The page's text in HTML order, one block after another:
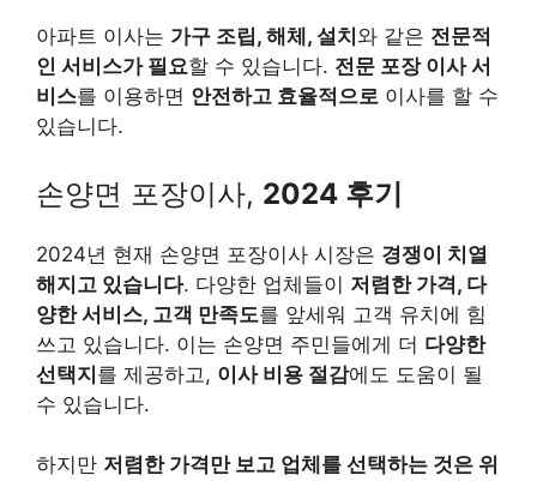
아파트 이사는 가구 조립, 해체, 설치 와 같은 전문적
인 서비스가 필요할 수 있습니다. 전문 포장 이사 서
비스를 이용하면 안전하고 효율적으로 이사를 할 수
있습니다.
손양면 포장이사, 2024 후기
2024년 현재 손양면 포장이사 시장은 경쟁이 치열
해지고 있습니다. 다양한 업체들이 저렴한 가격, 다
양한 서비스, 고객 만족도를 앞세워 고객 유치에 힘
쓰고 있습니다. 이는 손양면 주민들에게 더 다양한
선택지를 제공하고, 이사 비용 절감에도 도움이 될
수 있습니다.
하지만 저렴한 가격만 보고 업체를 선택하는 것은 위